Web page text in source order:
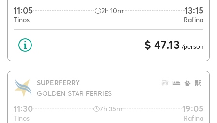
11:05 2h 10m 13:15
Tinos Rafina
$ 47.13 /person
SUPERFERRY
GOLDEN STAR FERRIES
11:30 7h 35m 19:05
Tinos Rafina